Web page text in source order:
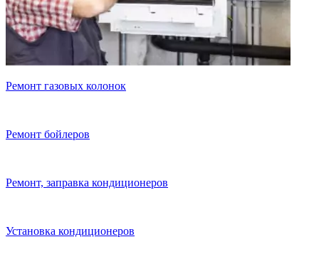
Ремонт газовых колонок
Ремонт бойлеров
Ремонт, заправка кондиционеров
Установка кондиционеров